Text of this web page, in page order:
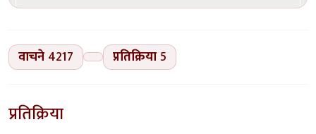
वाचने 4217 प्रतिक्रिया5
प्रतिक्रिया